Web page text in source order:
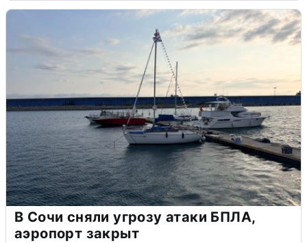
В Сочи сняли угрозу атаки БПЛА,
аэропорт закрыт